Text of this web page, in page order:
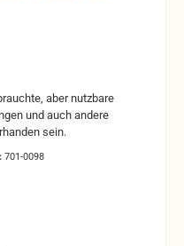
und auch andere
701-0098